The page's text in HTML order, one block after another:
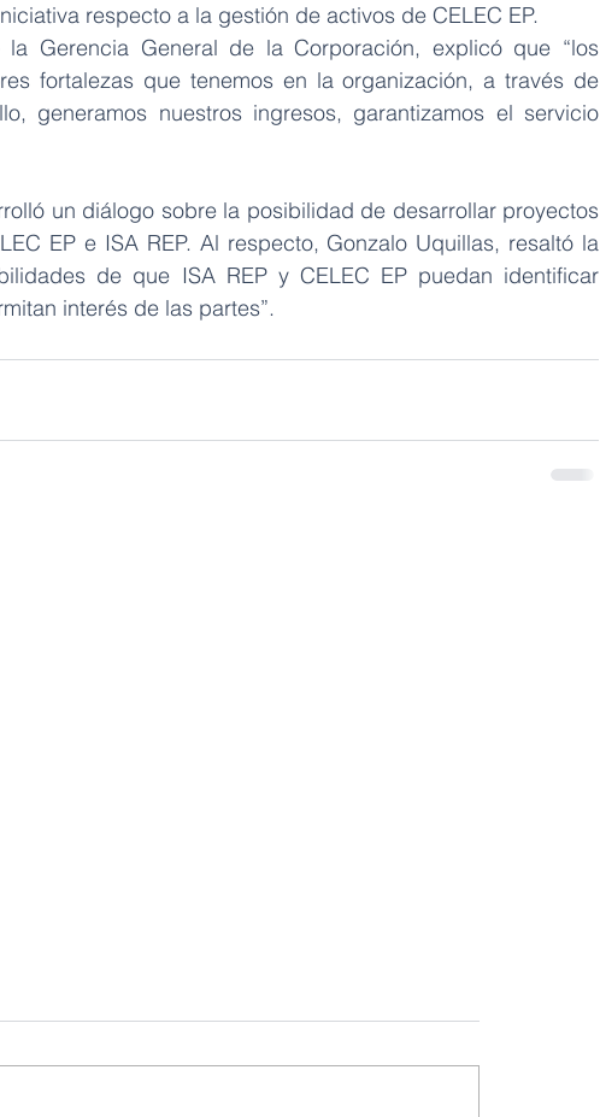
respecto a la gestión de activos de CELEC EP.
Gerencia General de la Corporación, explicó que “los
fortalezas que tenemos en la organización, a través de
generamos nuestros ingresos, garantizamos el servicio
un diálogo sobre la posibilidad de desarrollar proyectos
EP e ISA REP. Al respecto, Gonzalo Uquillas, resaltó la
de que ISA REP y CELEC EP puedan identificar
interés de las partes”.